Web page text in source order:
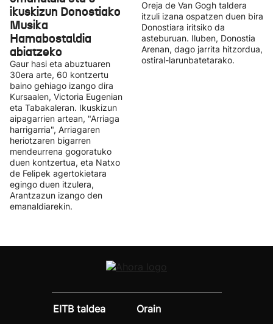
ikuskizun Donostiako
Musika
Hamabostaldia
abiatzeko
Gaur hasi eta abuztuaren
30era arte, 60 kontzertu
baino gehiago izango dira
Kursaalen, Victoria Eugenian
eta Tabakaleran. Ikuskizun
aipagarrien artean, "Arriaga
harrigarria", Arriagaren
heriotzaren bigarren
mendeurrena gogoratuko
duen kontzertua, eta Natxo
de Felipek agertokietara
egingo duen itzulera,
Arantzazun izango den
emanaldiarekin.
Oreja de Van Gogh taldera
itzuli izana ospatzen duen bira
Donostiara iritsiko da
asteburuan. Iluben, Donostia
Arenan, dago jarrita hitzordua,
ostiral-larunbatetarako.
EITB taldea
Orain